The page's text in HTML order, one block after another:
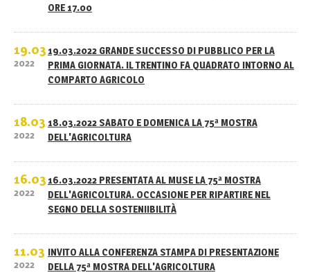
ORE 17.00
19.03
2022
19.03.2022 GRANDE SUCCESSO DI PUBBLICO PER LA
PRIMA GIORNATA. IL TRENTINO FA QUADRATO INTORNO AL
COMPARTO AGRICOLO
18.03
2022
18.03.2022 SABATO E DOMENICA LA 75ª MOSTRA
DELL'AGRICOLTURA
16.03
2022
16.03.2022 PRESENTATA AL MUSE LA 75ª MOSTRA
DELL'AGRICOLTURA. OCCASIONE PER RIPARTIRE NEL
SEGNO DELLA SOSTENIIBILITÀ
11.03
2022
INVITO ALLA CONFERENZA STAMPA DI PRESENTAZIONE
DELLA 75ª MOSTRA DELL'AGRICOLTURA